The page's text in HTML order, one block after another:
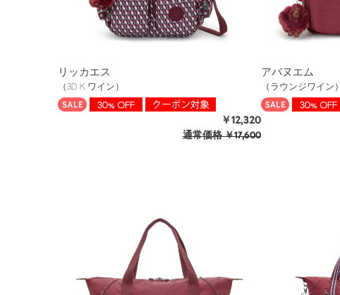
リッカエス
（3D K ワイン）
￥12,320
通常価格￥17,600
アバヌエム
（ラウンジワイン）